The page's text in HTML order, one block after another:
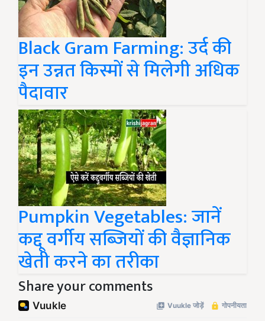
Black Gram Farming: उर्द की
इन उन्नत किस्मों से मिलेगी अधिक
पैदावार
Pumpkin Vegetables: जानें
कद्दू वर्गीय सब्जियों की वैज्ञानिक
खेती करने का तरीका
Share your comments